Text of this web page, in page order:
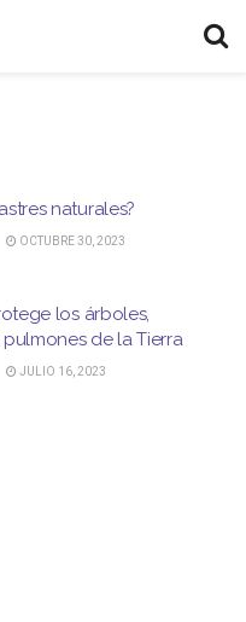
naturales?
OCTUBRE 30, 2023
los árboles,
de la Tierra
JULIO 16, 2023